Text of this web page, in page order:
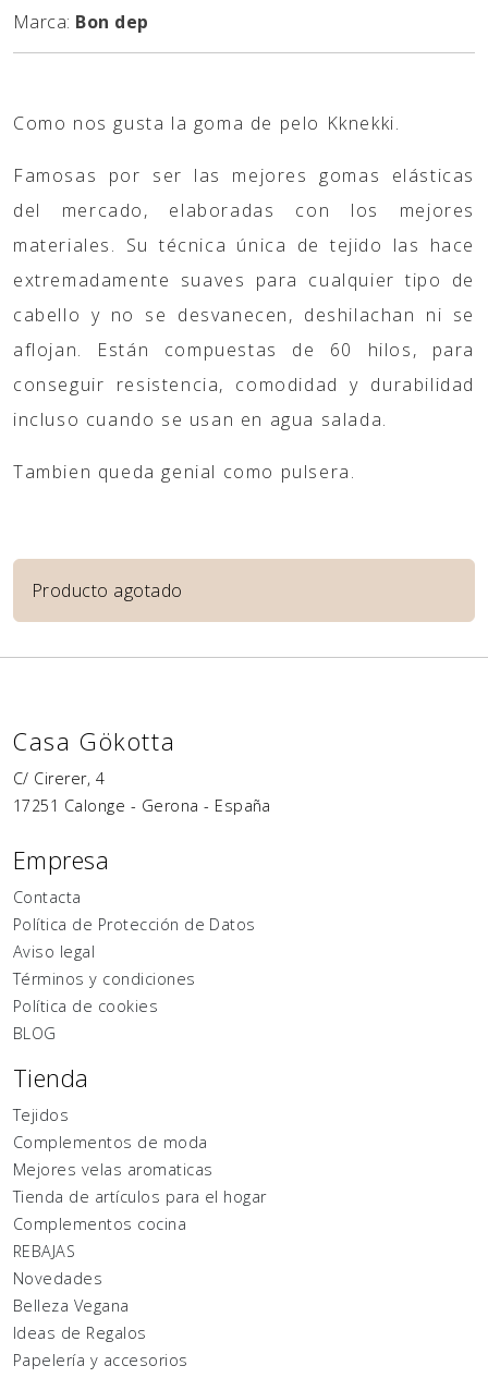
Marca: Bon dep
Como nos gusta la goma de pelo Kknekki.
Famosas por ser las mejores gomas elásticas
del mercado, elaboradas con los mejores
materiales. Su técnica única de tejido las hace
extremadamente suaves para cualquier tipo de
cabello y no se desvanecen, deshilachan ni se
aflojan. Están compuestas de 60 hilos, para
conseguir resistencia, comodidad y durabilidad
incluso cuando se usan en agua salada.
Tambien queda genial como pulsera.
Producto agotado
Casa Gökotta
C/ Cirerer, 4
17251 Calonge - Gerona - España
Empresa
Contacta
Política de Protección de Datos
Aviso legal
Términos y condiciones
Política de cookies
BLOG
Tienda
Tejidos
Complementos de moda
Mejores velas aromaticas
Tienda de artículos para el hogar
Complementos cocina
REBAJAS
Novedades
Belleza Vegana
Ideas de Regalos
Papelería y accesorios